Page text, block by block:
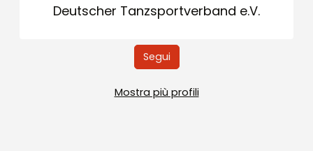
Deutscher Tanzsportverband e.V.
Segui
Mostra più profili